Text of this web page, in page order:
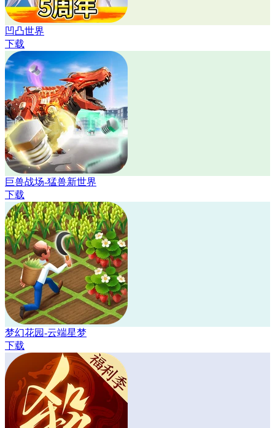
凹凸世界
下载
巨兽战场-猛兽新世界
下载
梦幻花园-云端星梦
下载